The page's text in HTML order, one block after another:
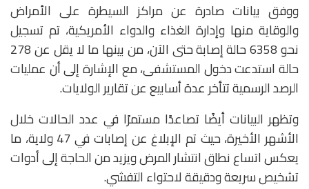
ووفق بيانات صادرة عن مراكز السيطرة على الأمراض
والوقاية منها وإدارة الغذاء والدواء الأمريكية، تم تسجيل
نحو 6358 حالة إصابة حتى الآن، من بينها ما لا يقل عن 278
حالة استدعت دخول المستشفى، مع الإشارة إلى أن عمليات
الرصد الرسمية تتأخر عدة أسابيع عن تقارير الولايات.
وتظهر البيانات أيضًا تصاعدًا مستمرًا في عدد الحالات خلال
الأشهر الأخيرة، حيث تم الإبلاغ عن إصابات في 47 ولاية، ما
يعكس اتساع نطاق انتشار المرض ويزيد من الحاجة إلى أدوات
تشخيص سريعة ودقيقة لاحتواء التفشي.